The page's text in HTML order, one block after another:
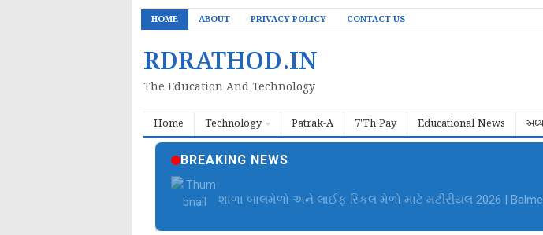
HOME ABOUT PRIVACY POLICY CONTACT US
RDRATHOD.IN
The Education And Technology
Home Technology Patrak-A 7'Th Pay Educational News
BREAKING NEWS
શાળા બાલમેળો અને લાઈફ સ્કિલ મેળો માટે મટીરીયલ 2026 |